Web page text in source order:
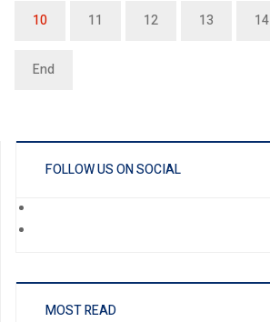
10 11 12 13 14
End
FOLLOW US ON SOCIAL
MOST READ